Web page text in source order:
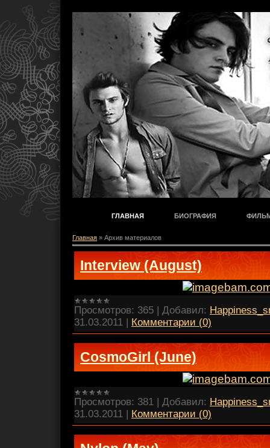
ГЛАВНАЯ БИОГРАФИЯ
Главная » Архив материалов
Interview (August)
Просмотров: 365 | Добавил:
31.03.2011 | Комментарии (0)
CosmoGirl (June)
Просмотров: 381 | Добавил:
31.03.2011 | Комментарии (0)